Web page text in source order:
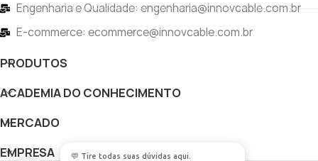
💬 Tire todas suas dúvidas aqui.
Engenharia e Qualidade: engenharia@innovcable.com.br
E-commerce: ecommerce@innovcable.com.br
PRODUTOS
ACADEMIA DO CONHECIMENTO
MERCADO
EMPRESA